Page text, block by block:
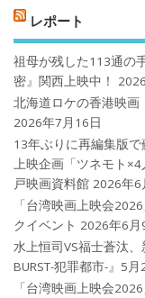
レポート
祖母が残した113通の
密』関西上映中！
北海道ロケの香港映画
2026年7月16日
13年ぶりに再編集版
上映企画「ツネモト
戸映画資料館 2026年6
「台湾映画上映会
クイベント 2026年6月
水上恒司VS福士蒼汰
BURST-犯罪都市-』5月
「台湾映画上映会